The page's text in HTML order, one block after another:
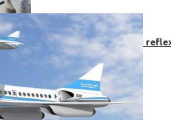
son bon vieux appareil photo «